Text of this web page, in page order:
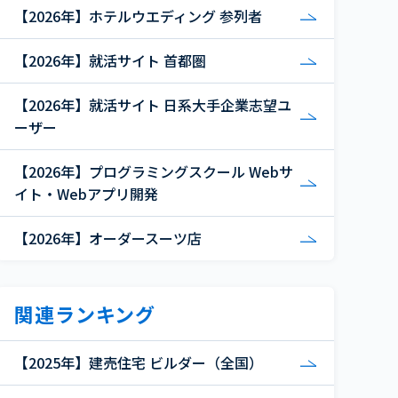
【2026年】ホテルウエディング 参列者
【2026年】就活サイト 首都圏
【2026年】就活サイト 日系大手企業志望ユ
ーザー
【2026年】プログラミングスクール Webサ
イト・Webアプリ開発
【2026年】オーダースーツ店
関連ランキング
【2025年】建売住宅 ビルダー（全国）